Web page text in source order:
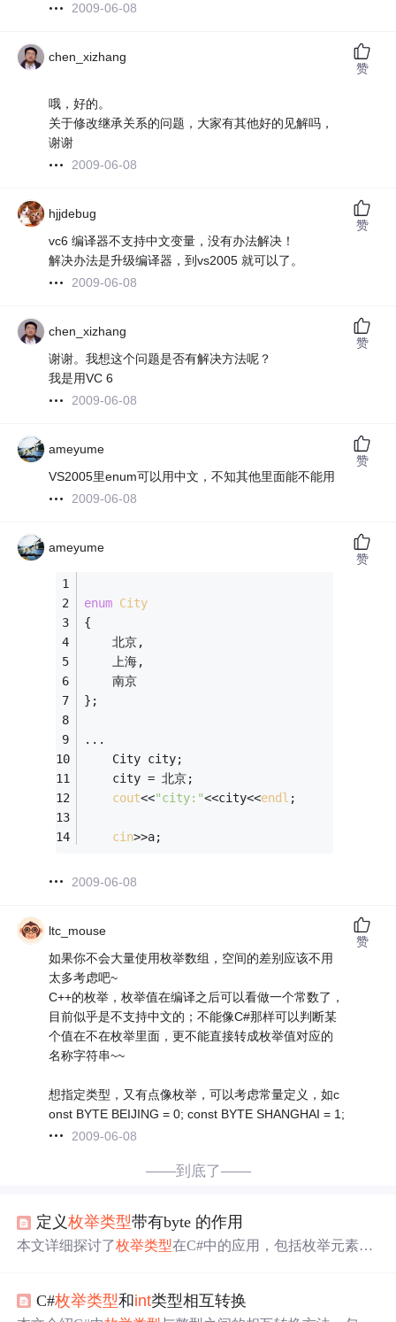
2009-06-08
chen_xizhang
哦，好的。
关于修改继承关系的问题，大家有其他好的见解吗，
谢谢
2009-06-08
赞
hjjdebug
vc6 编译器不支持中文变量，没有办法解决！
解决办法是升级编译器，到vs2005 就可以了。
2009-06-08
赞
chen_xizhang
谢谢。我想这个问题是否有解决方法呢？
我是用VC 6
2009-06-08
赞
ameyume
VS2005里enum可以用中文，不知其他里面能不能用
2009-06-08
赞
ameyume
enum City
{
	北京,
	上海,
	南京
};
...
	City city;
	city = 北京;
cout<<"city:"<<city<<endl ;
cin>>a;
2009-06-08
赞
ltc_mouse
如果你不会大量使用枚举数组，空间的差别应该不用
太多考虑吧~
C++的枚举，枚举值在编译之后可以看做一个常数了，
目前似乎是不支持中文的；不能像C#那样可以判断某
个值在不在枚举里面，更不能直接转成枚举值对应的
名称字符串~~
想指定类型，又有点像枚举，可以考虑常量定义，如c
onst BYTE BEIJING = 0; const BYTE SHANGHAI = 1;
2009-06-08
赞
——到底了——
定义枚举类型带有byte 的作用
本文详细探讨了枚举类型在C#中的应用，包括枚举元素的
及枚举值和成员名称的获取方式，加深了读者对枚举的理
C#枚举类型和int类型相互转换